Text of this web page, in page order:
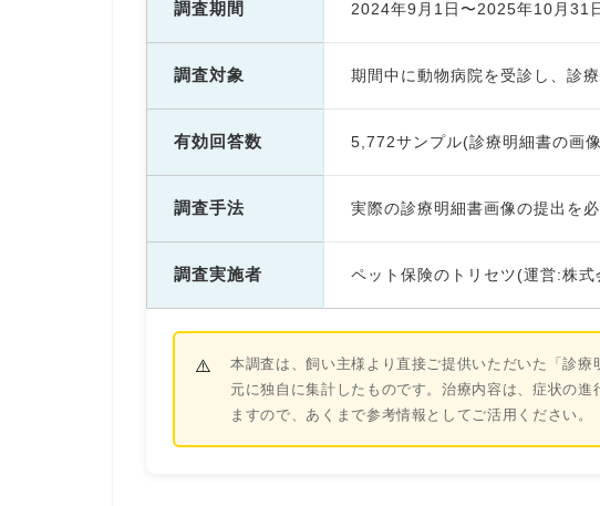
調査期間 2024年9月1日〜2025年10月31
調査対象 期間中に動物病院を受診し、診
有効回答数 5,772サンプル(診療明細書の画
調査手法 実際の診療明細書画像の提出を
調査実施者 ペット保険のトリセツ(運営:株
本調査は、飼い主様より直接ご提供いただいた「診
元に独自に集計したものです。治療内容は、症状の
ますので、あくまで参考情報としてご活用ください。